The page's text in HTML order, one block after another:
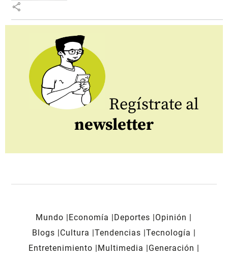
share
Regístrate al
newsletter
Mundo Economía Deportes
Opinión
Blogs
Cultura Tendencias Tecnología
Entretenimiento
Multimedia
Generación